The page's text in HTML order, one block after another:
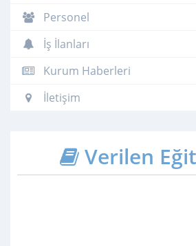
Personel
İş İlanları
Kurum Haberleri
İletişim
Verilen